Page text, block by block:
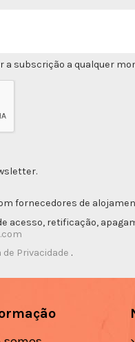
a subscrição a qualquer
fornecedores de
acesso, retificação,
Privacidade .